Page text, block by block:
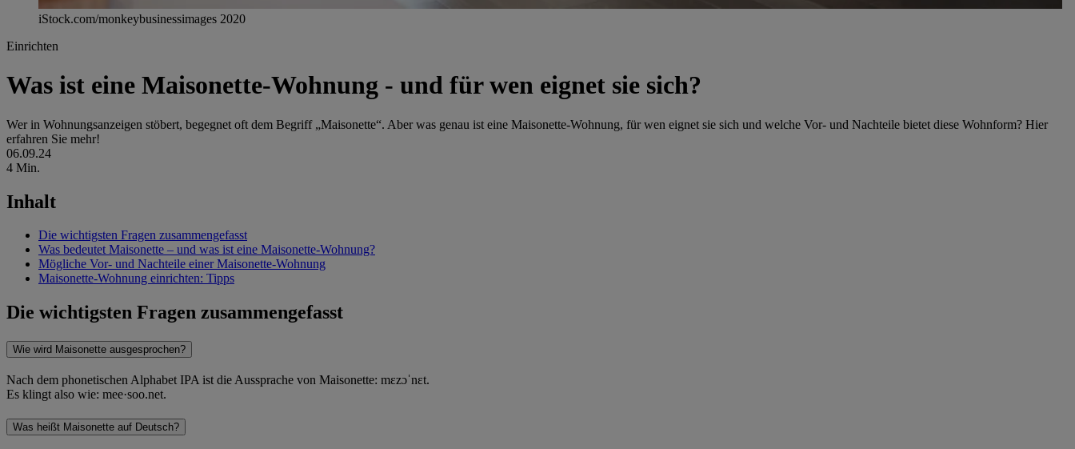
iStock.com/monkeybusinessimages 2020
Einrichten
Was ist eine Maisonette-Wohnung - und für wen eignet sie sich?
Wer in Wohnungsanzeigen stöbert, begegnet oft dem Begriff Maisonette . Aber was genau ist eine Maisonette-Wohnung, für wen eignet sie sich und welche Vor- und Nachteile bietet diese Wohnform? Hier
erfahren Sie mehr!
06.09.24
4 Min.
Inhalt
Die wichtigsten Fragen zusammengefasst
Was bedeutet Maisonette – und was ist eine Maisonette-Wohnung?
Mögliche Vor- und Nachteile einer Maisonette-Wohnung
Maisonette-Wohnung einrichten: Tipps
Die wichtigsten Fragen zusammengefasst
Wie wird Maisonette ausgesprochen?
Nach dem phonetischen Alphabet IPA ist die Aussprache von Maisonette: mɛzɔˈnɛt.
Es klingt also wie: mee·soo.net.
Was heißt Maisonette auf Deutsch?